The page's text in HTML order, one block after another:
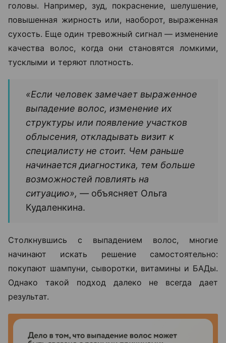
головы. Например, зуд, покраснение, шелушение,
повышенная жирность или, наоборот, выраженная
сухость. Еще один тревожный сигнал — изменение
качества волос, когда они становятся ломкими,
тусклыми и теряют плотность.
«Если человек замечает выраженное
выпадение волос, изменение их
структуры или появление участков
облысения, откладывать визит к
специалисту не стоит. Чем раньше
начинается диагностика, тем больше
возможностей повлиять на
ситуацию», — объясняет Ольга
Кудаленкина.
Столкнувшись с выпадением волос, многие
начинают искать решение самостоятельно:
покупают шампуни, сыворотки, витамины и БАДы.
Однако такой подход далеко не всегда дает
результат.